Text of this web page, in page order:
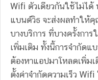
Wifi ตัวเดียวกันใช้ไม่ไ
แบนด์วิธ จะส่งผลทำให้
บางบริการ ที่บางครั้งกา
เพิ่มเติม ทั้งนี้การจำกัดแ
ต้องหาแอปมาโหลดเพิ่มเ
ตั้งค่าจำกัดความเร็ว